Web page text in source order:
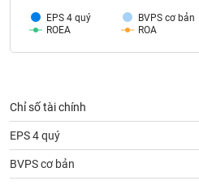
EPS 4 quý BVPS cơ bản
ROEA
ROA
Chỉ số tài chính
EPS 4 quý
BVPS cơ bản
cụ
đầu
tư